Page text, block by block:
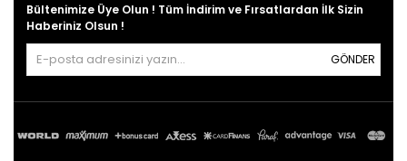
Bültenimize Üye Olun ! Tüm İndirim ve Fırsatlardan İlk Sizin
Haberiniz Olsun !
GÖNDER